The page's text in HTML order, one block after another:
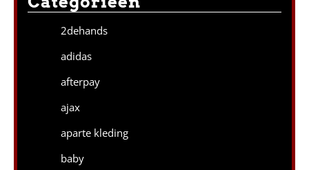
2dehands
adidas
afterpay
ajax
aparte kleding
baby